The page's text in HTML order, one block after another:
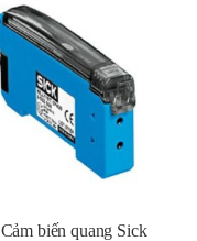
Cảm biến quang Sick